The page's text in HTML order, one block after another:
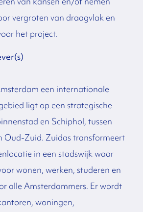
vergroten van draagvlak en
het project.
een internationale
ligt op een strategische
en Schiphol, tussen
Oud-Zuid. Zuidas transformeert
in een stadswijk waar
wonen, werken, studeren en
alle Amsterdammers. Er wordt
woningen,